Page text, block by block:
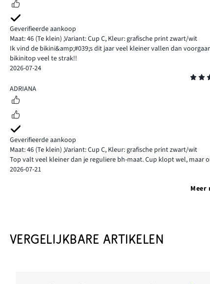
Geverifieerde aankoop
Maat: 46 (Te klein) ,Variant: Cup C, Kleur: grafische print zwart/wit
Ik vind de bikini&amp;#039;s dit jaar veel kleiner vallen dan
bikinitop veel te strak!!
2026-07-24
5
ADRIANA
Geverifieerde aankoop
Maat: 46 (Te klein) ,Variant: Cup C, Kleur: grafische print zwart/wit
Top valt veel kleiner dan je reguliere bh-maat. Cup klopt wel, maar
2026-07-21
Meer
VERGELIJKBARE ARTIKELEN